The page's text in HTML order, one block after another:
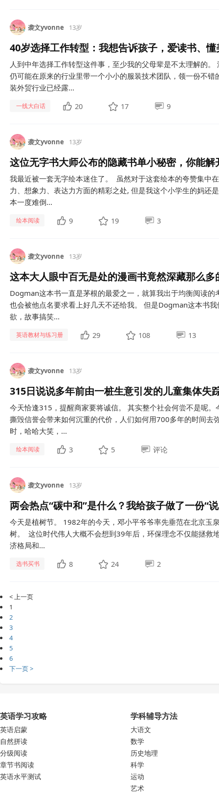
袭文yvonne 13岁
40岁选择工作转型：我想告诉孩子，爱读书、
人到中年选择工作转型这件事，至少我的父母辈是不太理解的
仍可能在原来的行业里带一个小小的服装技术团队，领一份不
装外贸行业已经露...
一线大白话 20 17 9
袭文yvonne 13岁
这位无字书大师公布的隐藏书单小秘密，你能解
我最近被一套无字绘本迷住了。 虽然对于这套绘本的夸赞集中
力、想象力、表达力方面的精彩之处, 但是我这个小学生的妈还
本一度难倒...
绘本阅读 9 19 3
袭文yvonne 13岁
这本大人眼中百无是处的漫画书竟然深藏那么多
Dogman这本书一直是茅根的最爱之一，就算我出于均衡阅读
也会被他点名要求看上好几天不还给我。 但是Dogman这本书
欲，故事搞笑...
英语教材与练习册 29 108 13
袭文yvonne 13岁
315日说说多年前由一桩生意引发的儿童集体失
今天恰逢315，提醒商家要将诚信。 其实整个社会何尝不是呢
撕毁信誉会带来如何沉重的代价，人们如何用700多年的时间去
时，哈哈大笑，...
绘本阅读 3 5 评论
袭文yvonne 13岁
两会热点“碳中和”是什么？我给孩子做了一份“
今天是植树节。 1982年的今天，邓小平爷爷率先垂范在北京玉
树。 这位时代伟人大概不会想到39年后，环保理念不仅能拯救
济格局和...
选书买书 8 24 2
< 上一页
1
2
3
4
5
6
下一页 >
英语学习攻略
英语启蒙
自然拼读
分级阅读
章节书阅读
英语水平测试
学科辅导方法
大语文
数学
历史地理
科学
运动
艺术